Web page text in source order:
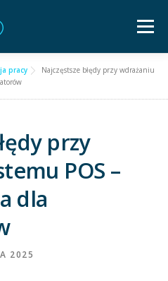
Menu
Częste pytania
pracy
Najczęstsze błędy przy wdrażaniu
przy
POS –
dla
2025